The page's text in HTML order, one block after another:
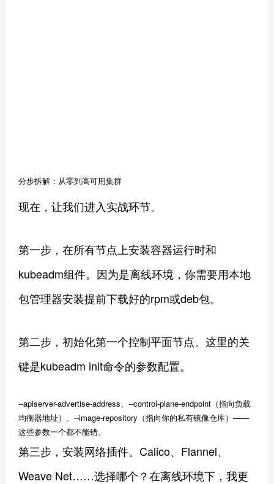
分步拆解：从零到高可用集群
现在，让我们进入实战环节。
第一步，在所有节点上安装容器运行时和
kubeadm组件。因为是离线环境，你需要用本地
包管理器安装提前下载好的rpm或deb包。
第二步，初始化第一个控制平面节点。这里的关
键是kubeadm init命令的参数配置。
--apiserver-advertise-address、--control-plane-endpoint（指向负载
均衡器地址）、--image-repository（指向你的私有镜像仓库）——
这些参数一个都不能错。
第三步，安装网络插件。Calico、Flannel、
Weave Net……选择哪个？在离线环境下，我更